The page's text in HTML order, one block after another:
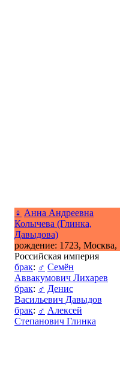
♀ Анна Андреевна
Колычева (Глинка,
Давыдова)
рождение: 1723, Москва,
Российская империя
брак: ♂ Семён
Аввакумович Лихарев
брак: ♂ Денис
Васильевич Давыдов
брак: ♂ Алексей
Степанович Глинка